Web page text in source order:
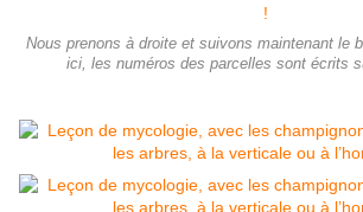
Nous prenons à droite et suivons maintenant le
ici, les numéros des parcelles sont écrits